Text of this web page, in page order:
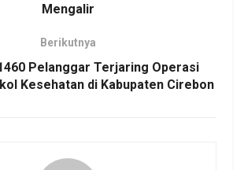
Mengalir
Berikutnya
Pelanggar Terjaring Operasi
Kesehatan di Kabupaten Cirebon